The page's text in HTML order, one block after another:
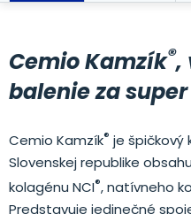
Cemio Kamzík®,
balenie za
Cemio Kamzík® je špičkový
Slovenskej republike
kolagénu NCI®, natívneho
Predstavuje jedinečné